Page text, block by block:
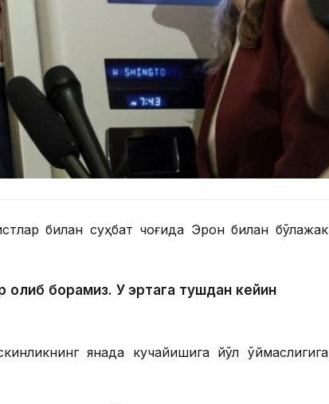
билан суҳбат чоғида Эрон билан бўлажак
олиб борамиз. У эртага тушдан кейин
янада кучайишига йўл қўймаслигига